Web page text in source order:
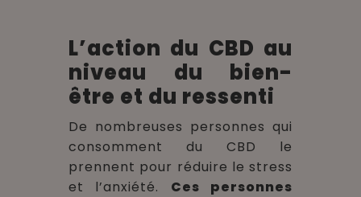
L’action du CBD au
niveau du bien-
être et du ressenti
De nombreuses personnes qui
consomment du CBD le
prennent pour réduire le stress
et l’anxiété. Ces personnes